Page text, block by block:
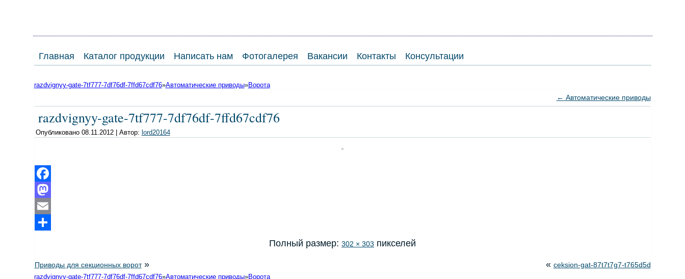
Главная Каталог продукции Написать нам Фотогалерея Вакансии Контакты Консультации
razdvignyy-gate-7tf777-7df76df-7ffd67cdf76»Автоматические приводы»Ворота
← Автоматические приводы
razdvignyy-gate-7tf777-7df76df-7ffd67cdf76
Опубликовано 08.11.2012| Автор: lord20164
Facebook
Mastodon
Email
Полный размер: 302 × 303 пикселей
Приводы для секционных ворот» « ceksion-gat-87t7t7g7-t765d5d
razdvignyy-gate-7tf777-7df76df-7ffd67cdf76»Автоматические приводы»Ворота